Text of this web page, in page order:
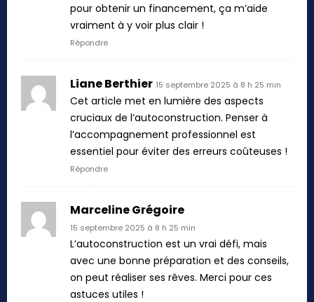
pour obtenir un financement, ça m’aide
vraiment à y voir plus clair !
Répondre
Liane Berthier 15 septembre 2025 à 8 h 25 min
Cet article met en lumière des aspects
cruciaux de l’autoconstruction. Penser à
l’accompagnement professionnel est
essentiel pour éviter des erreurs coûteuses !
Répondre
Marceline Grégoire
15 septembre 2025 à 8 h 25 min
L’autoconstruction est un vrai défi, mais
avec une bonne préparation et des conseils,
on peut réaliser ses rêves. Merci pour ces
astuces utiles !